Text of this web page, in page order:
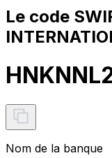
Le code
Nom de la banque